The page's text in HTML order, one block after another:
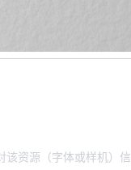
资源（字体或样机）